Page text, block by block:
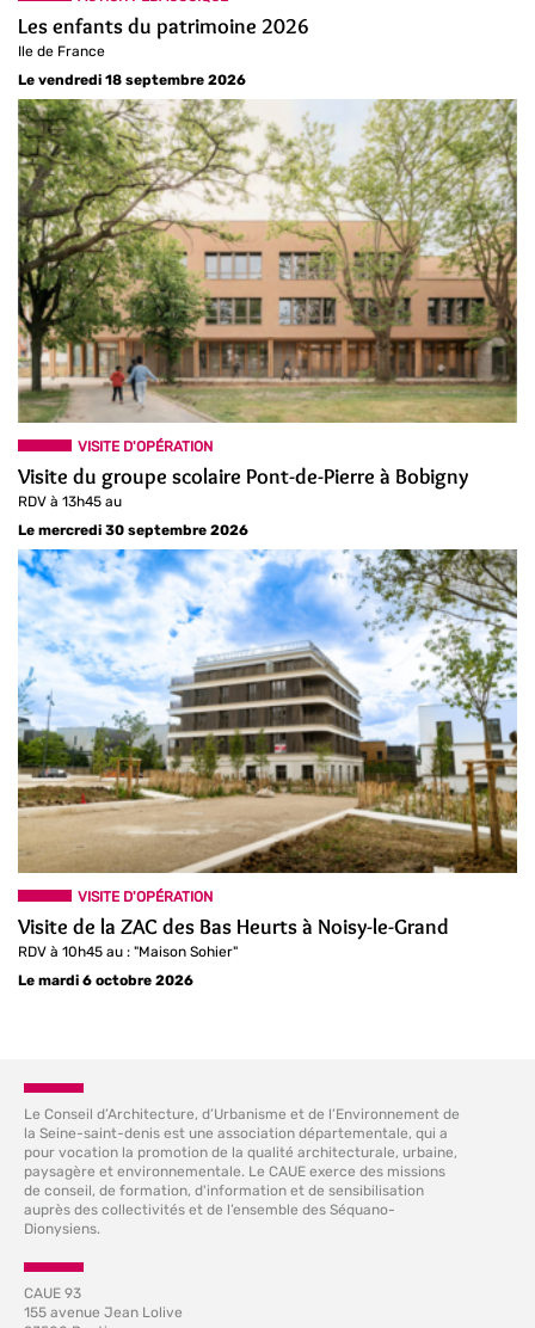
Les enfants du patrimoine 2026
Ile de France
Le vendredi 18 septembre 2026
VISITE D'OPÉRATION
Visite du groupe scolaire Pont-de-Pierre à Bobigny
RDV à 13h45 au
Le mercredi 30 septembre 2026
VISITE D'OPÉRATION
Visite de la ZAC des Bas Heurts à Noisy-le-Grand
RDV à 10h45 au : "Maison Sohier"
Le mardi 6 octobre 2026
Le Conseil d’Architecture, d’Urbanisme et de l’Environnement de
la Seine-saint-denis est une association départementale, qui a
pour vocation la promotion de la qualité architecturale, urbaine,
paysagère et environnementale. Le CAUE exerce des missions
de conseil, de formation, d'information et de sensibilisation
auprès des collectivités et de l’ensemble des Séquano-
Dionysiens.
CAUE 93
155 avenue Jean Lolive